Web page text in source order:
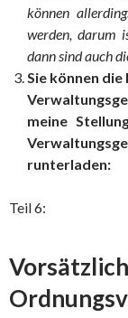
können
werden, darum
dann sind auch
Sie können
meine
runterladen:
Teil 6: